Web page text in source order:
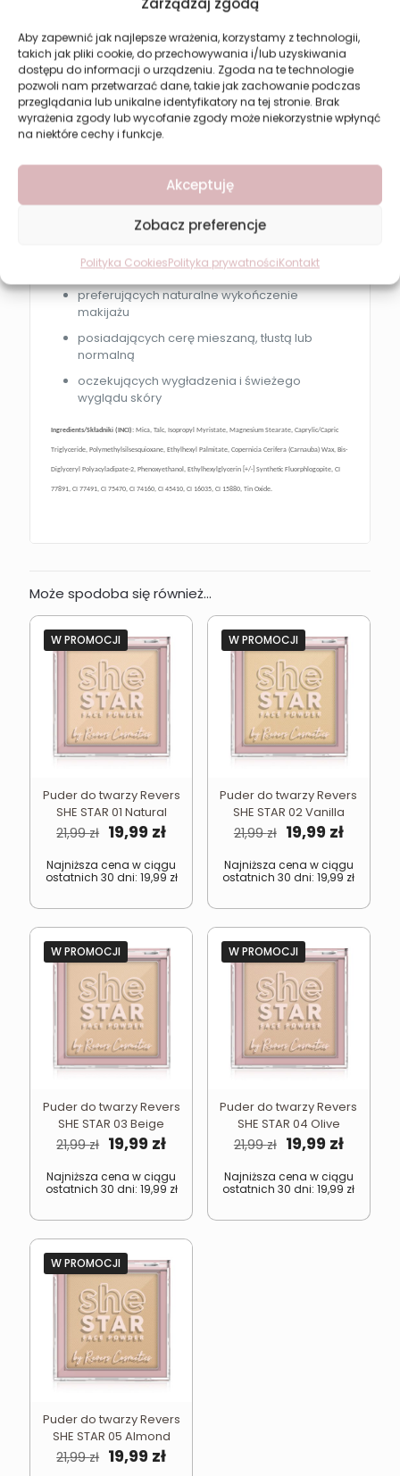
Aby zapewnić jak najlepsze wrażenia, korzystamy z technologii,
takich jak pliki cookie, do przechowywania i/lub uzyskiwania
dostępu do informacji o urządzeniu. Zgoda na te technologie
pozwoli nam przetwarzać dane, takie jak zachowanie podczas
przeglądania lub unikalne identyfikatory na tej stronie. Brak
wyrażenia zgody lub wycofanie zgody może niekorzystnie wpłynąć
na niektóre cechy i funkcje.
Akceptuję
Zobacz preferencje
Polityka CookiesPolityka prywatnościKontakt
Nałóż puder pędzlem na całą twarz jako
ostatni etap makijażu.
Aplikuj punktowo w strefie T lub pod oczami
dla dodatkowego wygładzenia.
Produkt możesz stosować również do
poprawek makijażu w ciągu dnia.
Dla kogo jest ten produkt?
Puder Revers SHE STAR 03 Beige będzie idealny dla
chcących utrwalić makijaż bez efektu maski
preferujących naturalne wykończenie
makijażu
posiadających cerę mieszaną, tłustą lub
normalną
oczekujących wygładzenia i świeżego
wyglądu skóry
Ingredients/Składniki (INCI):Mica, Talc, Isopropyl Myristate, Magnesium Stearate, Caprylic/Capric
Triglyceride, Polymethylsilsesquioxane, Ethylhexyl Palmitate, Copernicia Cerifera (Carnauba) Wax, Bis-
Diglyceryl Polyacyladipate-2, Phenoxyethanol, Ethylhexylglycerin [+/-] Synthetic Fluorphlogopite, CI
77891, CI 77491, CI 75470, CI 74160, CI 45410, CI 16035, CI 15880, Tin Oxide.
Może spodoba się również…
W PROMOCJI
Puder do twarzy Revers
SHE STAR 01 Natural
21,99zł Pierwotna
wynosiła:
21,99 zł.
19,99 złAktualna
wynosi:
19,99 zł.
Najniższa cena w ciągu
ostatnich 30 dni: 19,99 zł
W PROMOCJI
Puder do twarzy Revers
SHE STAR 02 Vanilla
21,99zł Pierwotna
wynosiła:
21,99 zł.
19,99 zł
19,99 zł.
Najniższa cena w ciągu
ostatnich 30 dni:19,99 zł
W PROMOCJI
Puder do twarzy Revers
SHE STAR 03 Beige
21,99zł Pierwotna
wynosiła:
21,99 zł.
19,99 złAktualna
wynosi:
19,99 zł.
Najniższa cena w ciągu
ostatnich 30 dni: 19,99 zł
W PROMOCJI
Puder do twarzy Revers
SHE STAR 04 Olive
21,99zł Pierwotna
wynosiła:
21,99 zł.
19,99 zł
19,99 zł.
Najniższa cena w ciągu
ostatnich 30 dni:19,99 zł
W PROMOCJI
Puder do twarzy Revers
SHE STAR 05 Almond
21,99zł Pierwotna
19,99 złAktualna